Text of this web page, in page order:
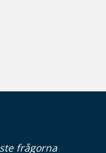
frågorna